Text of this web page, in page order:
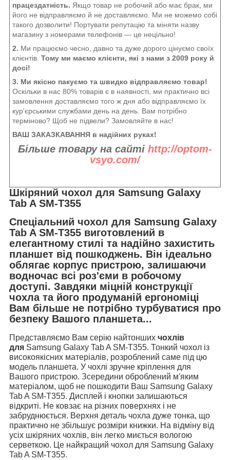
працездатність. Якщо товар не робочий або має брак, ми
його не відправляємо й не доставляємо. Ми не можемо собі
такого дозволити! Портувати репутацію та міняти назву
магазину з номерами телефонів — це нецільно!
2. Ми працюємо чесно, давно та дуже дорого цінуємо своїх
клієнтів. Тому ми маємо клієнти, які з нами з 2009 року й
досі!
3. Ми якісно пакуємо та швидко відправляємо товар!
Оскільки в нас 80% товарів є в наявності, ми практично всі
замовлення доставляємо того ж дня або відправляємо їх
кур'єрськими службами день на день. Вам потрібно
терміново? Щоб не підвели? Замовляйте в нас!
ВАШ ЗАКАЗКАВАННЯ в надійних руках!
Більше товару на сайті http://optom-
vsyo.com/
Шкіряний чохол для Samsung Galaxy
Tab A SM-T355
Спеціальний чохол для Samsung Galaxy
Tab A SM-T355 виготовлений в
елегантному стилі та надійно захистить
планшет від пошкоджень. Він ідеально
облягає корпус пристрою, залишаючи
водночас всі роз'єми в робочому
доступі. Завдяки міцній конструкції
чохла та його продуманій ергономіці
Вам більше не потрібно турбуватися про
безпеку Вашого планшета...
Представляємо Вам серію найтонших чохлів
для Samsung Galaxy Tab A SM-T355. Тонкий чохол із
високоякісних матеріалів, розроблений саме під цю
модель планшета. У чохлі зручне кріплення для
Вашого пристрою. Зсередини оброблений м'яким
матеріалом, щоб не пошкодити Ваш Samsung Galaxy
Tab A SM-T355. Дисплей і кнопки залишаються
відкриті. Не ковзає на різних поверхнях і не
забруднюється. Верхня деталь чохла дуже тонка, що
практично не збільшує розміри книжки. На відміну від
усіх шкіряних чохлів, він легко миється вологою
серветкою. Це найкращий чохол для Samsung Galaxy
Tab A SM-T355.